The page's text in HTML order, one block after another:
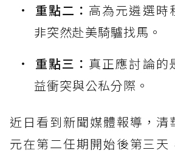
重點二： 高為元遴選時
非突然赴美騎驢找馬。
重點三： 真正應討論的
益衝突與公私分際。
近日看到新聞媒體報導，清
元在第二任期開始後第三天